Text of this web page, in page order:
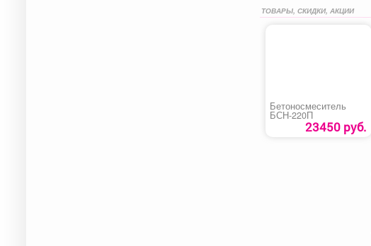
ТОВАРЫ, СКИДКИ, АКЦИИ
Бетоносмеситель
БСН-220П
23450 руб.